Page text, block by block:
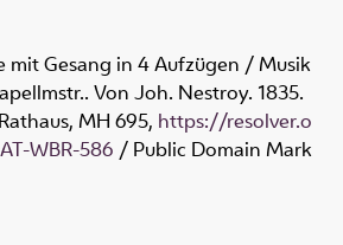
mit Gesang in 4 Aufzügen / Musik
Von Joh. Nestroy. 1835.
MH 695, https://resolver.o
WBR-586 / Public Domain Mark